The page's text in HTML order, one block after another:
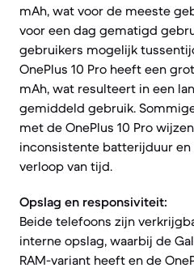
mAh, wat voor de meeste
voor een dag gematigd
gebruikers mogelijk
OnePlus 10 Pro heeft een
mAh, wat resulteert in een
gemiddeld gebruik.
met de OnePlus 10 Pro
inconsistente batterijduur
verloop van tijd.
Opslag en responsiviteit:
Beide telefoons zijn
interne opslag, waarbij de
RAM-variant heeft en de